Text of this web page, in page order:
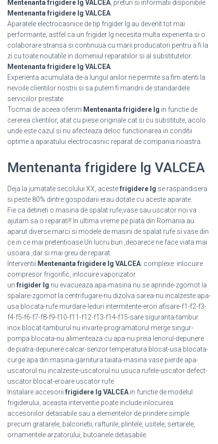
Mentenanta frigidere lg VALCEA , preturi si informatii disponibile.
Mentenanta frigidere lg VALCEA
Aparatele electrocasnice de tip frigider lg au devenit tot mai
performante, astfel ca un frigider lg necesita multa experienta si o
colaborare stransa si continuua cu marii producatori pentru a fi la
zi cu toate noutatile in domeniul reparatiilor si al substitutelor.
Mentenanta frigidere lg VALCEA
Experienta acumulata de-a lungul anilor ne permite sa fim atenti la
nevoile clientilor nostrii si sa putem fi mandrii de standardele
serviciilor prestate.
Tocmai de aceea oferim Mentenanta frigidere lg in functie de
cererea clientilor, atat cu piese originale cat si cu substitute, acolo
unde este cazul si nu afecteaza deloc functionarea in conditii
optime a aparatului electrocasnic reparat de compania noastra.
Mentenanta frigidere lg VALCEA
Deja la jumatate secolului XX, acestefrigidere lg se raspandisera
si peste 80% dintre gospodarii erau dotate cu aceste aparate.
Fie ca detineti o masina de spalat rufe,vase sau uscator noi va
ajutam sa o reparati!! In ultima vreme pe piata din Romania au
aparut diverse marci si modele de masini de spalat rufe si vase din
ce in ce mai pretentioase.Un lucru bun ,deoarece ne face viata mai
usoara ,dar si mai greu de reparat.
Interventii Mentenanta frigidere lg VALCEA: complexe: inlocuire
compresor frigorific, inlocuire vaporizator
un frigider lg nu evacueaza apa-masina nu se aprinde-zgomot la
spalare-zgomot la centrifugare-nu dizolva sarea-nu incalzeste apa-
usa blocata-rufe murdare-leduri intermitente-erori afisare-f1-f2-f3-
f4-f5-f6-f7-f8-f9-f10-f11-f12-f13-f14-f15-sare siguranta-tambur
inox blocat-tamburul nu invarte-programatorul merge singur-
pompa blocata-nu alimenteaza cu apa-nu preia lenorul-depunere
de piatra-depunere calcar-senzor temperatura blocat-usa blocata-
curge apa din masina-garnitura taiata-masina vase pierde apa-
uscatorul nu incalzeste-uscatorul nu usuca rufele-uscator defect-
uscator blocat-eroare uscator rufe
Instalare accesorii frigidere lg VALCEA in functie de modelul
frigiderului, aceasta interventie poate include inlocuirea
accesoriilor detasabile sau a elementelor de prindere simple
precum gratarele, balconetii, rafturile, plintele, usitele, sertarele,
ornamentele arzatorului, butoanele detasabile.